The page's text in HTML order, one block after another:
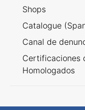
Shops
Catalogue
Canal de
Certificaciones
Homologados